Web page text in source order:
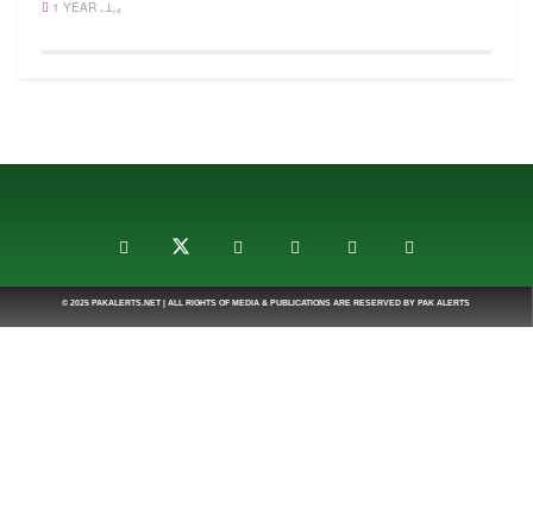
1 YEAR پہلے
© 2025 PAKALERTS.NET| ALL RIGHTS OF MEDIA & PUBLICATIONS ARE RESERVED BY PAK ALERTS